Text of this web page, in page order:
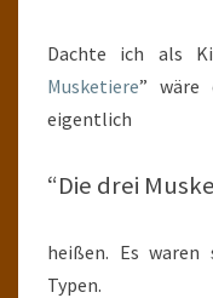
Dachte ich als
Musketiere” wäre
eigentlich
“Die drei
heißen. Es waren
Typen.